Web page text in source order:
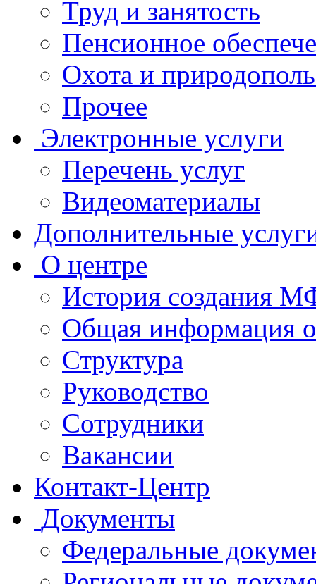
Труд и занятость
Пенсионное
Охота и
Прочее
Электронные услуги
Перечень услуг
Видеоматериалы
Дополнительные
О центре
История создания
Общая
Структура
Руководство
Сотрудники
Вакансии
Контакт-Центр
Документы
Федеральные